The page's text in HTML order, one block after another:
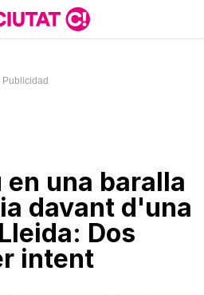
una baralla
davant d'una
Dos
intent